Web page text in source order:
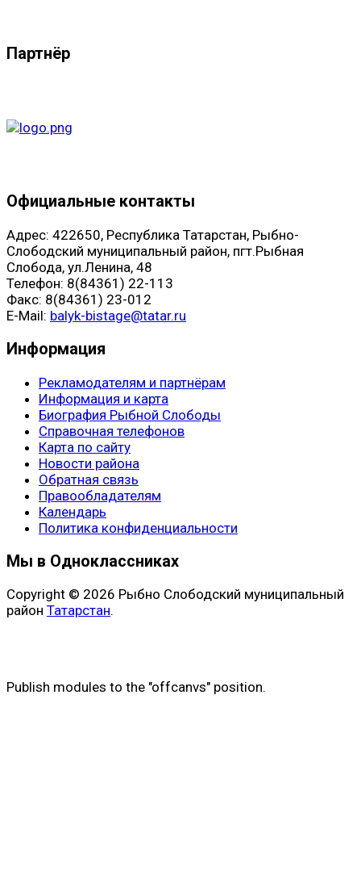
Партнёр
Официальные контакты
Адрес: 422650, Республика Татарстан, Рыбно-
Слободский муниципальный район, пгт.Рыбная
Слобода, ул.Ленина, 48
Телефон: 8(84361) 22-113
Факс: 8(84361) 23-012
E-Mail: balyk-bistage@tatar.ru
Информация
Рекламодателям и партнёрам
Информация и карта
Биография Рыбной Слободы
Справочная телефонов
Карта по сайту
Новости района
Обратная связь
Правообладателям
Календарь
Политика конфиденциальности
Мы в Одноклассниках
Copyright © 2026 Рыбно Слободский муниципальный
район Татарстан.
Publish modules to the "offcanvs" position.